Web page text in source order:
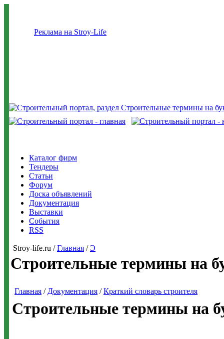
Реклама на Stroy-Life
Каталог фирм
Тендеры
Статьи
Форум
Доска объявлений
Документация
Выставки
События
RSS
Stroy-life.ru /Главная /Э
Строительные термины на
Главная / Документация /Краткий словарь строителя
Строительные термины на